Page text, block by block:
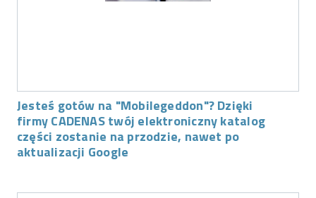
Jesteś gotów na "Mobilegeddon"? Dzięki
firmy CADENAS twój elektroniczny katalog
części zostanie na przodzie, nawet po
aktualizacji Google